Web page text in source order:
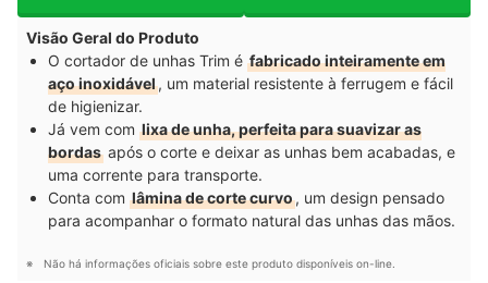
Visão Geral do Produto
O cortador de unhas Trim é fabricado inteiramente em
aço inoxidável, um material resistente à ferrugem e fácil
de higienizar.
Já vem com lixa de unha, perfeita para suavizar as
bordas após o corte e deixar as unhas bem acabadas, e
uma corrente para transporte.
Conta com lâmina de corte curvo, um design pensado
para acompanhar o formato natural das unhas das mãos.
Não há informações oficiais sobre este produto disponíveis on-line.